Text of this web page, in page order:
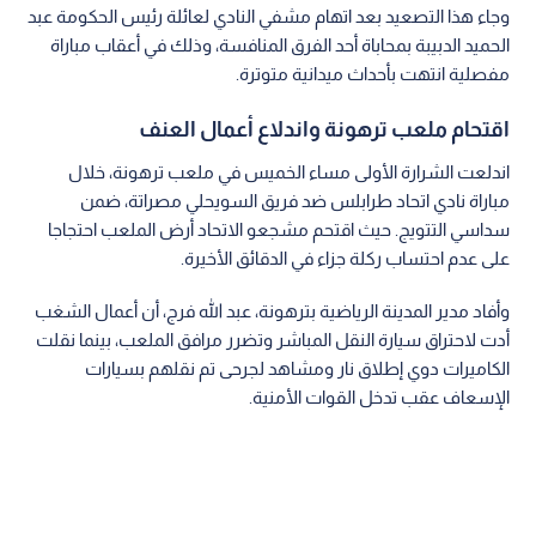
وجاء هذا التصعيد بعد اتهام مشفي النادي لعائلة رئيس الحكومة عبد
الحميد الدبيبة بمحاباة أحد الفرق المنافسة، وذلك في أعقاب مباراة
مفصلية انتهت بأحداث ميدانية متوترة.
اقتحام ملعب ترهونة واندلاع أعمال العنف
اندلعت الشرارة الأولى مساء الخميس في ملعب ترهونة، خلال
مباراة نادي اتحاد طرابلس ضد فريق السويحلي مصراتة، ضمن
سداسي التتويج. حيث اقتحم مشجعو الاتحاد أرض الملعب احتجاجا
على عدم احتساب ركلة جزاء في الدقائق الأخيرة.
وأفاد مدير المدينة الرياضية بترهونة، عبد الله فرج، أن أعمال الشغب
أدت لاحتراق سيارة النقل المباشر وتضرر مرافق الملعب، بينما نقلت
الكاميرات دوي إطلاق نار ومشاهد لجرحى تم نقلهم بسيارات
الإسعاف عقب تدخل القوات الأمنية.